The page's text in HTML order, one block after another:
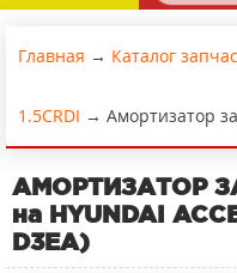
Главная → Каталог
1.5CRDI → Амортизатор
АМОРТИЗАТОР
на HYUNDAI
D3EA)